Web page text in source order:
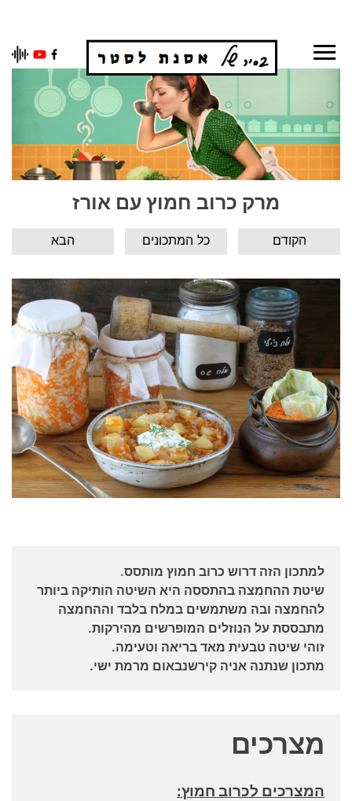
Skip
מרק כרוב חמוץ עם אורז
הבא כל המתכונים הקודם
למתכון הזה דרוש כרוב חמוץ מותסס.
שיטת ההחמצה בהתססה היא השיטה הותיקה ביותר
להחמצה ובה משתמשים במלח בלבד וההחמצה
מתבססת על הנוזלים המופרשים מהירקות.
זוהי שיטה טבעית מאד בריאה וטעימה.
מתכון שנתנה אניה קירשנבאום מרמת ישי.
מצרכים
המצרכים לכרוב חמוץ: